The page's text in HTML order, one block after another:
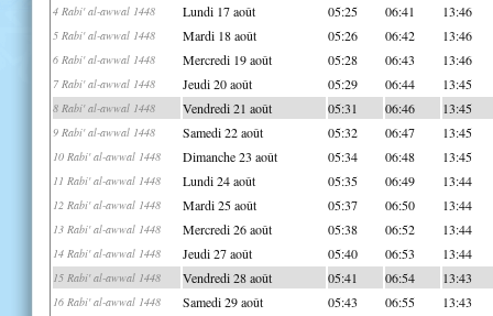
4 Rabi' al-awwal 1448 Lundi 17 août 05:25 06:41 13:46
5 Rabi' al-awwal 1448 Mardi 18 août 05:26 06:42 13:46
6 Rabi' al-awwal 1448 Mercredi 19 août 05:28 06:43 13:46
7 Rabi' al-awwal 1448 Jeudi 20 août 05:29 06:44 13:45
8 Rabi' al-awwal 1448 Vendredi 21 août 05:31 06:46 13:45
9 Rabi' al-awwal 1448 Samedi 22 août 05:32 06:47 13:45
10 Rabi' al-awwal 1448 Dimanche 23 août 05:34 06:48 13:45
11 Rabi' al-awwal 1448 Lundi 24 août 05:35 06:49 13:44
12 Rabi' al-awwal 1448 Mardi 25 août 05:37 06:50 13:44
13 Rabi' al-awwal 1448 Mercredi 26 août 05:38 06:52 13:44
14 Rabi' al-awwal 1448 Jeudi 27 août 05:40 06:53 13:44
15 Rabi' al-awwal 1448 Vendredi 28 août 05:41 06:54 13:43
16 Rabi' al-awwal 1448 Samedi 29 août 05:43 06:55 13:43